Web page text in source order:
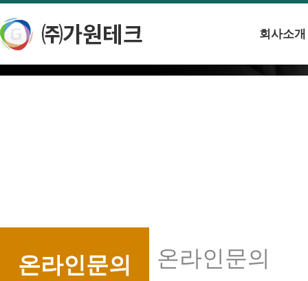
회사소개
온라인문의 온라인문의